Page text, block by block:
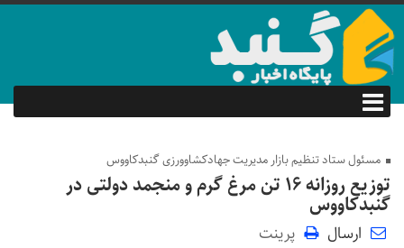
مسئول ستاد تنظیم بازار مدیریت جهادکشاوورزی گنبدکاووس
توزیع روزانه ۱۶ تن مرغ گرم و منجمد دولتی در
گنبدکاووس
ارسال پرینت